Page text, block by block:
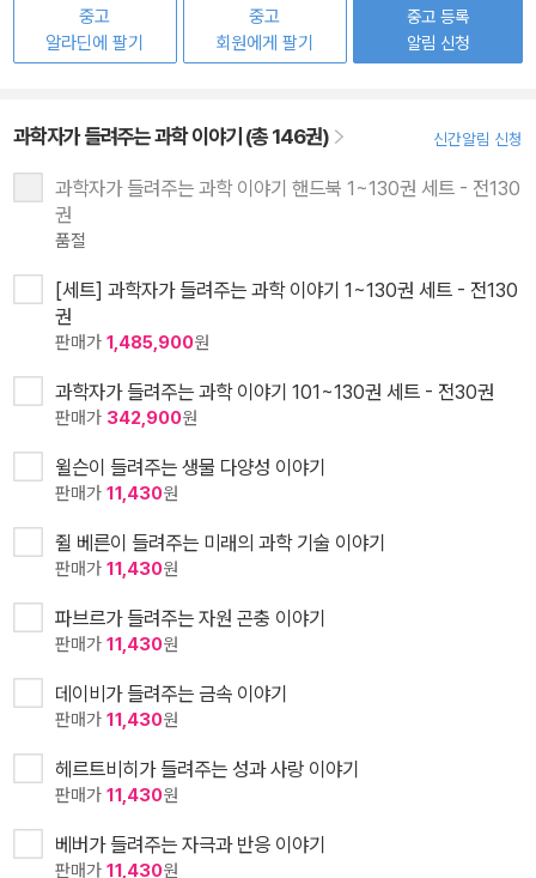
중고
알라딘에 팔기
중고
회원에게 팔기
중고 등록
알림 신청
과학자가 들려주는 과학 이야기 (총 146권) 신간알림 신청
과학자가 들려주는 과학 이야기 핸드북 1~130권 세트 - 전130
권
품절
[세트] 과학자가 들려주는 과학 이야기 1~130권 세트 - 전130
권
판매가 1,485,900원
과학자가 들려주는 과학 이야기 101~130권 세트 - 전30권
판매가 342,900원
윌슨이 들려주는 생물 다양성 이야기
판매가 11,430원
쥘 베른이 들려주는 미래의 과학 기술 이야기
판매가 11,430원
파브르가 들려주는 자원 곤충 이야기
판매가 11,430원
데이비가 들려주는 금속 이야기
판매가 11,430원
헤르트비히가 들려주는 성과 사랑 이야기
판매가 11,430원
베버가 들려주는 자극과 반응 이야기
판매가 11,430원